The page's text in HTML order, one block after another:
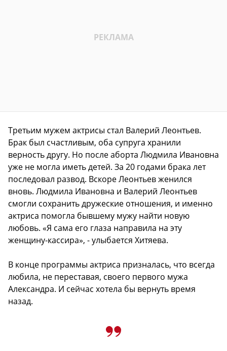
Третьим мужем актрисы стал Валерий Леонтьев.
Брак был счастливым, оба супруга хранили
верность другу. Но после аборта Людмила Ивановна
уже не могла иметь детей. За 20 годами брака лет
последовал развод. Вскоре Леонтьев женился
вновь. Людмила Ивановна и Валерий Леонтьев
смогли сохранить дружеские отношения, и именно
актриса помогла бывшему мужу найти новую
любовь. «Я сама его глаза направила на эту
женщину-кассира», - улыбается Хитяева.
В конце программы актриса призналась, что всегда
любила, не переставая, своего первого мужа
Александра. И сейчас хотела бы вернуть время
назад.